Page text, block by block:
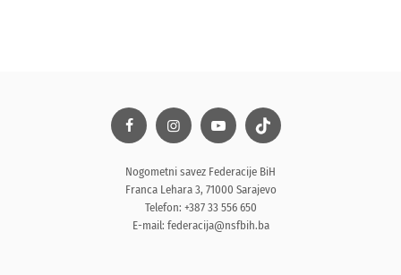
Nogometni savez Federacije BiH
Franca Lehara 3, 71000 Sarajevo
Telefon: +387 33 556 650
E-mail: federacija@nsfbih.ba